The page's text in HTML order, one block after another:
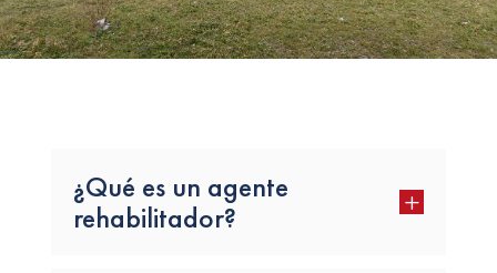
¿Qué es un agente
rehabilitador?
L